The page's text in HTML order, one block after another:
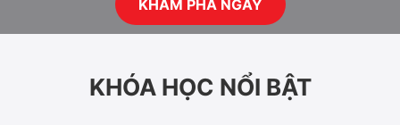
KHÁM PHÁ NGAY
KHÓA HỌC NỔI BẬT